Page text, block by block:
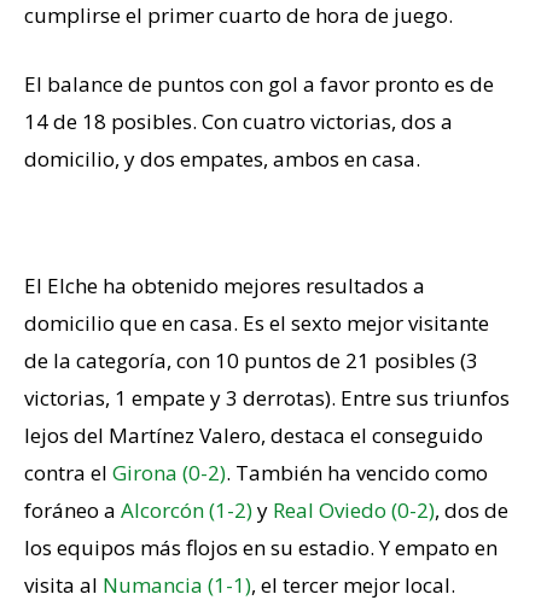
cumplirse el primer cuarto de hora de juego.
El balance de puntos con gol a favor pronto es de
14 de 18 posibles. Con cuatro victorias, dos a
domicilio, y dos empates, ambos en casa.
El Elche ha obtenido mejores resultados a
domicilio que en casa. Es el sexto mejor visitante
de la categoría, con 10 puntos de 21 posibles (3
victorias, 1 empate y 3 derrotas). Entre sus triunfos
lejos del Martínez Valero, destaca el conseguido
contra el Girona (0-2). También ha vencido como
foráneo a Alcorcón (1-2)y Real Oviedo (0-2), dos de
los equipos más flojos en su estadio. Y empato en
visita al Numancia (1-1), el tercer mejor local.